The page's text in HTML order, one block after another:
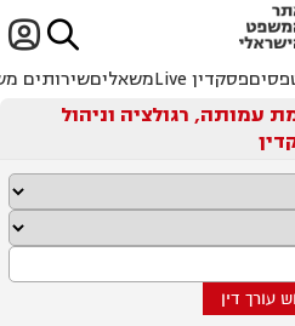
ﱐ
פסקדין Live משאליםשירותים
עמותה, רגולציה וניהול
עורך דין